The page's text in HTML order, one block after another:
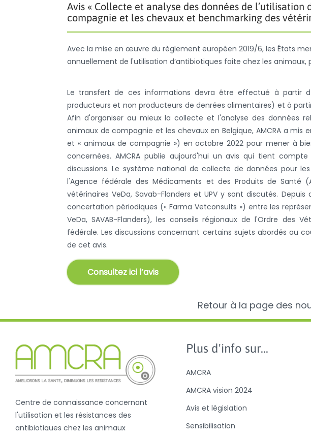
Avis « Collecte et analyse des données de l’utilisation
compagnie et les chevaux et benchmarking des
Avec la mise en œuvre du règlement européen 2019/6, les États
annuellement de l'utilisation d’antibiotiques faite chez les animaux,
Le transfert de ces informations devra être effectué à partir
producteurs et non producteurs de denrées alimentaires) et à
Afin d'organiser au mieux la collecte et l'analyse des données
animaux de compagnie et les chevaux en Belgique, AMCRA a mis
et « animaux de compagnie ») en octobre 2022 pour mener à
concernées. AMCRA publie aujourd'hui un avis qui tient
discussions. Le système national de collecte de données pour
l'Agence fédérale des Médicaments et des Produits de Santé
vétérinaires VeDa, Savab-Flanders et UPV y sont discutés. Depuis
concertation périodiques (« Farma Vetconsults ») entre les
VeDa, SAVAB-Flanders), les conseils régionaux de l'Ordre des
fédérale. Les discussions concernant certains sujets abordés au
de cet avis.
Consultez ici l’avis
Retour à la page des
Centre de connaissance concernant
l'utilisation et les résistances des
antibiotiques chez les animaux
Plus d'info sur...
AMCRA
AMCRA vision 2024
Avis et législation
Sensibilisation